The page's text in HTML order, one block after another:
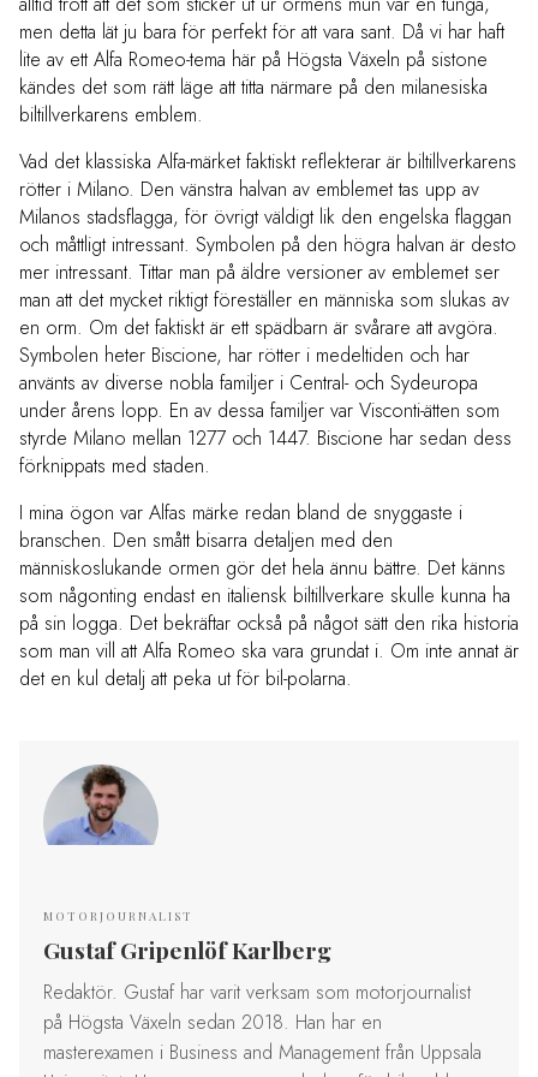
men detta lät ju bara för perfekt för att vara sant. Då vi har haft
lite av ett Alfa Romeo-tema här på Högsta Växeln på sistone
kändes det som rätt läge att titta närmare på den milanesiska
biltillverkarens emblem.
Vad det klassiska Alfa-märket faktiskt reflekterar är biltillverkarens
rötter i Milano. Den vänstra halvan av emblemet tas upp av
Milanos stadsflagga, för övrigt väldigt lik den engelska flaggan
och måttligt intressant. Symbolen på den högra halvan är desto
mer intressant. Tittar man på äldre versioner av emblemet ser
man att det mycket riktigt föreställer en människa som slukas av
en orm. Om det faktiskt är ett spädbarn är svårare att avgöra.
Symbolen heter Biscione, har rötter i medeltiden och har
använts av diverse nobla familjer i Central- och Sydeuropa
under årens lopp. En av dessa familjer var Visconti-ätten som
styrde Milano mellan 1277 och 1447. Biscione har sedan dess
förknippats med staden.
I mina ögon var Alfas märke redan bland de snyggaste i
branschen. Den smått bisarra detaljen med den
människoslukande ormen gör det hela ännu bättre. Det känns
som någonting endast en italiensk biltillverkare skulle kunna ha
på sin logga. Det bekräftar också på något sätt den rika historia
som man vill att Alfa Romeo ska vara grundat i. Om inte annat är
det en kul detalj att peka ut för bil-polarna.
MOTORJOURNALIST
Gustaf Gripenlöf Karlberg
Redaktör. Gustaf har varit verksam som motorjournalist
på Högsta Växeln sedan 2018. Han har en
masterexamen i Business and Management från Uppsala